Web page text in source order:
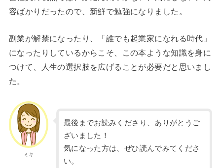
容ばかりだったので、新鮮で勉強になりました。
副業が解禁になったり、「誰でも起業家になれる時代」
になったりしているからこそ、この本ような知識を身に
つけて、人生の選択肢を広げることが必要だと思いまし
た。
ミキ
最後までお読みくださり、ありがとうご
ざいました！
気になった方は、ぜひ読んでみてくださ
い。